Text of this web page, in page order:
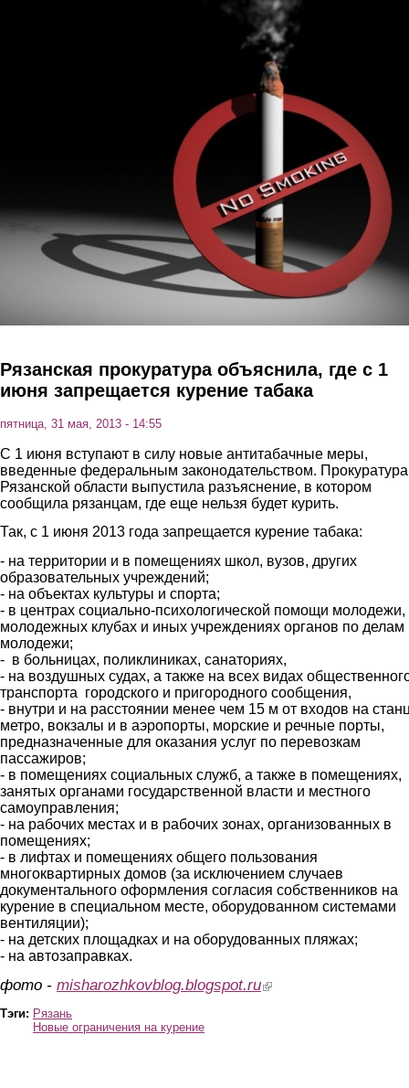
Рязанская прокуратура объяснила, где с 1
июня запрещается курение табака
пятница, 31 мая, 2013 - 14:55
С 1 июня вступают в силу новые антитабачные меры,
введенные федеральным законодательством. Прокуратура
Рязанской области выпустила разъяснение, в котором
сообщила рязанцам, где еще нельзя будет курить.
Так, с 1 июня 2013 года запрещается курение табака:
- на территории и в помещениях школ, вузов, других
образовательных учреждений;
- на объектах культуры и спорта;
- в центрах социально-психологической помощи молодежи,
молодежных клубах и иных учреждениях органов по делам
молодежи;
- в больницах, поликлиниках, санаториях,
- на воздушных судах, а также на всех видах
транспорта городского и пригородного сообщения,
- внутри и на расстоянии менее чем 15 м от входов на
метро, вокзалы и в аэропорты, морские и речные порты,
предназначенные для оказания услуг по перевозкам
пассажиров;
- в помещениях социальных служб, а также в помещениях,
занятых органами государственной власти и местного
самоуправления;
- на рабочих местах и в рабочих зонах, организованных в
помещениях;
- в лифтах и помещениях общего пользования
многоквартирных домов (за исключением случаев
документального оформления согласия собственников на
курение в специальном месте, оборудованном системами
вентиляции);
- на детских площадках и на оборудованных пляжах;
- на автозаправках.
фото - misharozhkovblog.blogspot.ru(link is external)
Тэги: Рязань
Новые ограничения на курение